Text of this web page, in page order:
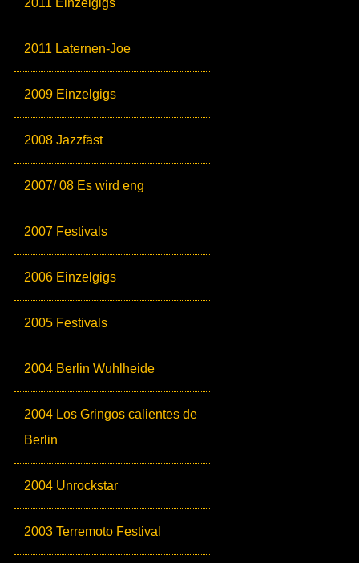
2011 Einzelgigs
2011 Laternen-Joe
2009 Einzelgigs
2008 Jazzfäst
2007/ 08 Es wird eng
2007 Festivals
2006 Einzelgigs
2005 Festivals
2004 Berlin Wuhlheide
2004 Los Gringos calientes de
Berlin
2004 Unrockstar
2003 Terremoto Festival